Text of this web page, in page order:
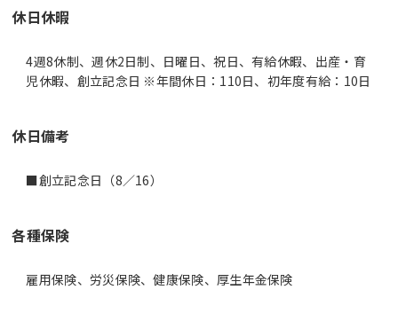
休日休暇
4週8休制、週休2日制、日曜日、祝日、有給休暇、出産・育
児休暇、創立記念日 ※年間休日：110日、初年度有給：10日
休日備考
各種保険
雇用保険、労災保険、健康保険、厚生年金保険